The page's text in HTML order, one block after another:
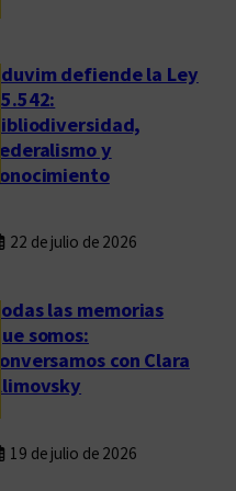
Eduvim defiende la Ley
25.542:
bibliodiversidad,
federalismo y
conocimiento
22 de julio de 2026
Todas las memorias
que somos:
conversamos con Clara
Klimovsky
19 de julio de 2026